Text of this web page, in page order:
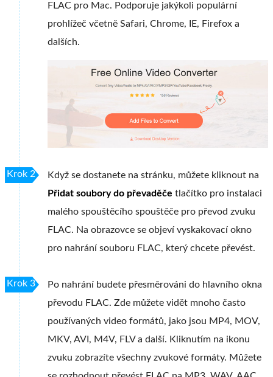
FLAC pro Mac. Podporuje jakýkoli populární
prohlížeč včetně Safari, Chrome, IE, Firefox a
dalších.
Krok 2
Když se dostanete na stránku, můžete kliknout na
Přidat soubory do převaděče tlačítko pro instalaci
malého spouštěcího spouštěče pro převod zvuku
FLAC. Na obrazovce se objeví vyskakovací okno
pro nahrání souboru FLAC, který chcete převést.
Krok 3
Po nahrání budete přesměrováni do hlavního okna
převodu FLAC. Zde můžete vidět mnoho často
používaných video formátů, jako jsou MP4, MOV,
MKV, AVI, M4V, FLV a další. Kliknutím na ikonu
zvuku zobrazíte všechny zvukové formáty. Můžete